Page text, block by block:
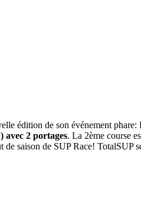
édition de son événement
avec 2 portages. La 2ème course
saison de SUP Race! TotalSUP